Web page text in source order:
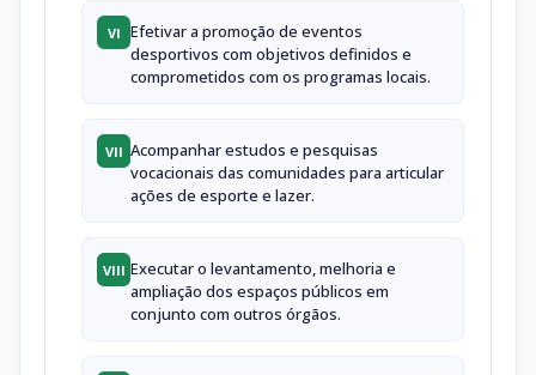
VI Efetivar a promoção de eventos
desportivos com objetivos definidos e
comprometidos com os programas locais.
VII Acompanhar estudos e pesquisas
vocacionais das comunidades para articular
ações de esporte e lazer.
VIII Executar o levantamento, melhoria e
ampliação dos espaços públicos em
conjunto com outros órgãos.